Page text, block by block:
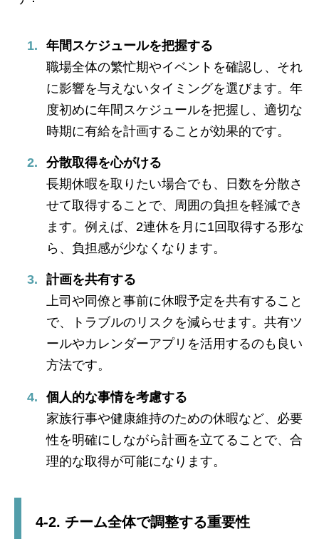
年間スケジュールを把握する
職場全体の繁忙期やイベントを確認し、それ
に影響を与えないタイミングを選びます。年
度初めに年間スケジュールを把握し、適切な
時期に有給を計画することが効果的です。
分散取得を心がける
長期休暇を取りたい場合でも、日数を分散さ
せて取得することで、周囲の負担を軽減でき
ます。例えば、2連休を月に1回取得する形な
ら、負担感が少なくなります。
計画を共有する
上司や同僚と事前に休暇予定を共有すること
で、トラブルのリスクを減らせます。共有ツ
ールやカレンダーアプリを活用するのも良い
方法です。
個人的な事情を考慮する
家族行事や健康維持のための休暇など、必要
性を明確にしながら計画を立てることで、合
理的な取得が可能になります。
4-2. チーム全体で調整する重要性